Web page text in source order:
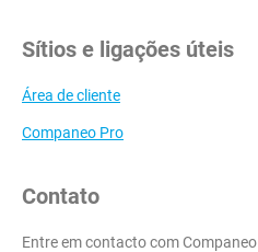
Sítios e ligações úteis
Área de cliente
Companeo Pro
Contato
Entre em contacto com Companeo